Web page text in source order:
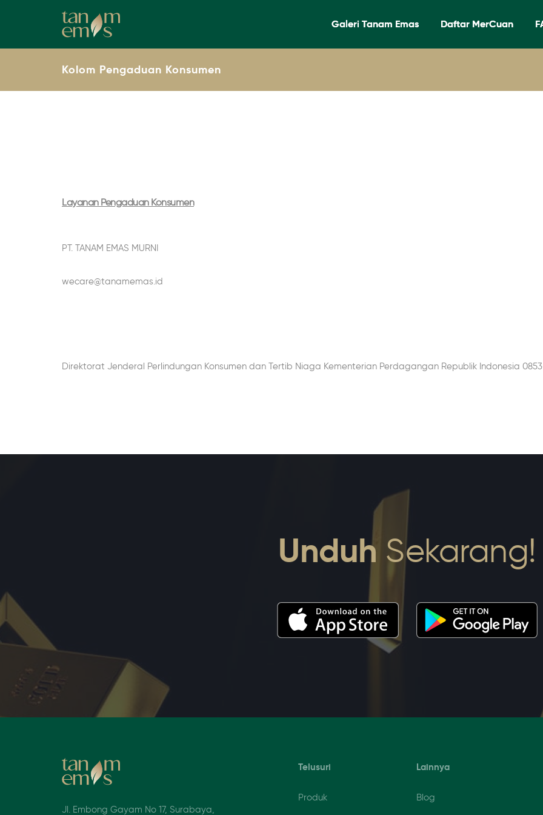
Galeri Tanam Emas Daftar MerCuan
Kolom Pengaduan Konsumen
Layanan Pengaduan Konsumen
PT. TANAM EMAS MURNI
wecare@tanamemas.id
Direktorat Jenderal Perlindungan Konsumen dan Tertib Niaga Kementerian Perdagangan Republik Indonesia 0853-
Unduh Sekarang!
Jl. Embong Gayam No 17, Surabaya,
Telusuri
Produk
Lainnya
Blog